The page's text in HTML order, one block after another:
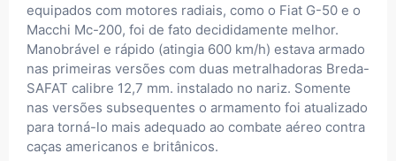
equipados com motores radiais, como o Fiat G-50 e o
Macchi Mc-200, foi de fato decididamente melhor.
Manobrável e rápido (atingia 600 km/h) estava armado
nas primeiras versões com duas metralhadoras Breda-
SAFAT calibre 12,7 mm. instalado no nariz. Somente
nas versões subsequentes o armamento foi atualizado
para torná-lo mais adequado ao combate aéreo contra
caças americanos e britânicos.